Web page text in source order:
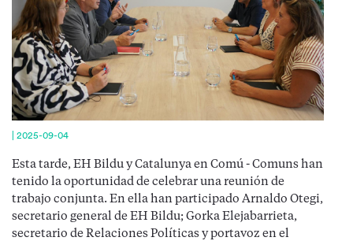
2025-09-04
Esta tarde, EH Bildu y Catalunya en Comú - Comuns han
tenido la oportunidad de celebrar una reunión de
trabajo conjunta. En ella han participado Arnaldo Otegi,
secretario general de EH Bildu; Gorka Elejabarrieta,
secretario de Relaciones Políticas y portavoz en el